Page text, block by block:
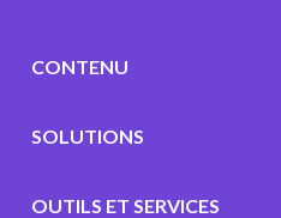
CONTENU
SOLUTIONS
OUTILS ET SERVICES